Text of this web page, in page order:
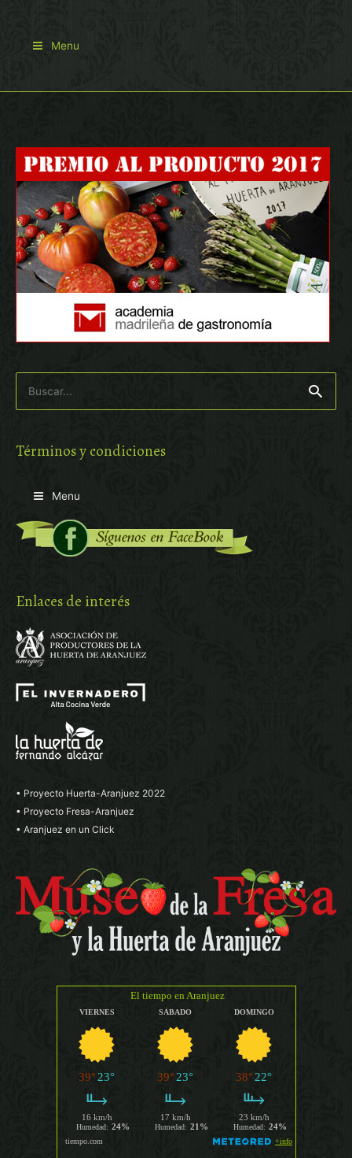
Menu
por:
Términos y condiciones
Menu
Enlaces de interés
• Proyecto Huerta-Aranjuez 2022
• Proyecto Fresa-Aranjuez
• Aranjuez en un Click